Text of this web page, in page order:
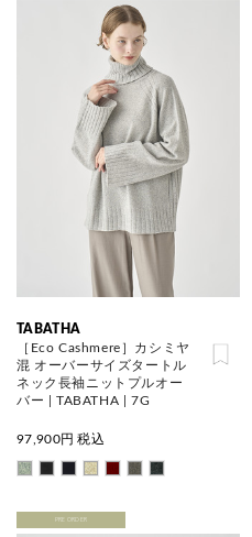
TABATHA
［Eco Cashmere］カシミヤ
混 オーバーサイズタートル
ネック長袖ニットプルオー
バー | TABATHA | 7G
97,900円 税込
PRE ORDER